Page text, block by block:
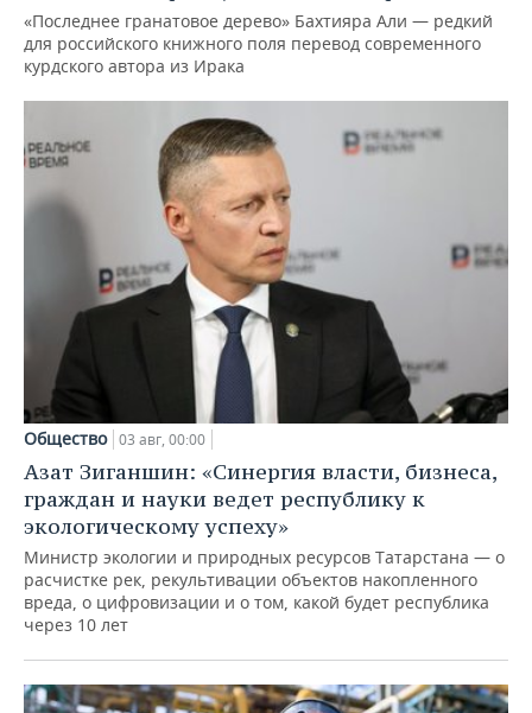
«Последнее гранатовое дерево» Бахтияра Али — редкий
для российского книжного поля перевод современного
курдского автора из Ирака
Общество 03 авг, 00:00
Азат Зиганшин: «Синергия власти, бизнеса,
граждан и науки ведет республику к
экологическому успеху»
Министр экологии и природных ресурсов Татарстана — о
расчистке рек, рекультивации объектов накопленного
вреда, о цифровизации и о том, какой будет республика
через 10 лет